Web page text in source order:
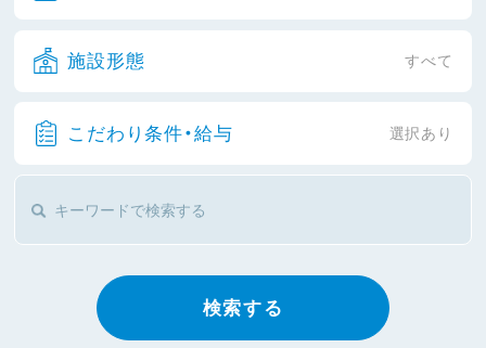
施設形態 すべて
こだわり条件・給与 選択あり
検索する